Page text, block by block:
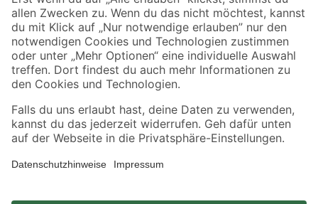
Jetzt die toom-App herunterladen
Alle Preisangaben in EUR inkl. gesetzl. MwSt.. Die dargestellten Angebote sind unter
Umständen nicht in allen Märkten verfügbar. Die angegebenen Verfügbarkeiten beziehen
Produkte nur solange der Vorrat reicht.
*Paketversand ab 59 € versandkostenfrei, gilt nicht für Artikel mit Speditionsversand, hier